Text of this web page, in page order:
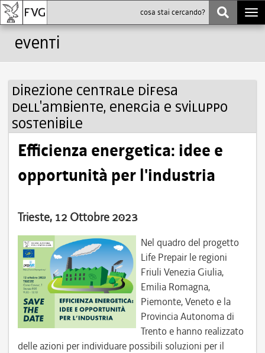
Eventi
Direzione centrale difesa
dell'ambiente, energia e sviluppo
sostenibile
Efficienza energetica: idee e
opportunità per l'industria
Trieste, 12 Ottobre 2023
Nel quadro del progetto
Life Prepair le regioni
Friuli Venezia Giulia,
Emilia Romagna,
Piemonte, Veneto e la
Provincia Autonoma di
Trento e hanno realizzato
delle azioni per individuare possibili soluzioni per il